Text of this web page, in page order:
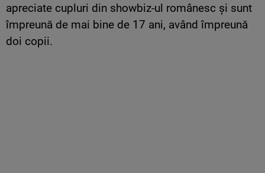
apreciate cupluri din showbiz-ul românesc și sunt
împreună de mai bine de 17 ani, având împreună
doi copii.